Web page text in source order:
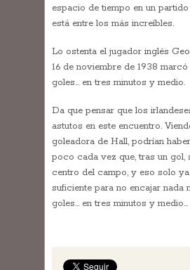
espacio de tiempo en un
está entre los más increíbles.
Lo ostenta el jugador inglés
16 de noviembre de 1938
goles… en tres minutos y medio.
Da que pensar que los
astutos en este encuentro.
goleadora de Hall, podrían
poco cada vez que, tras un gol,
centro del campo, y eso solo
suficiente para no encajar nada
goles… en tres minutos y medio…